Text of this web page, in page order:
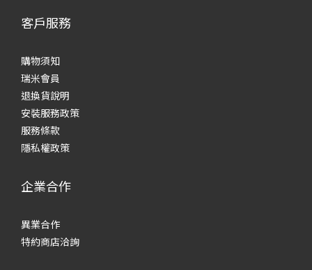
客戶服務
購物須知
瑞米會員
退換貨說明
安裝服務政策
服務條款
隱私權政策
企業合作
異業合作
特約商店洽詢